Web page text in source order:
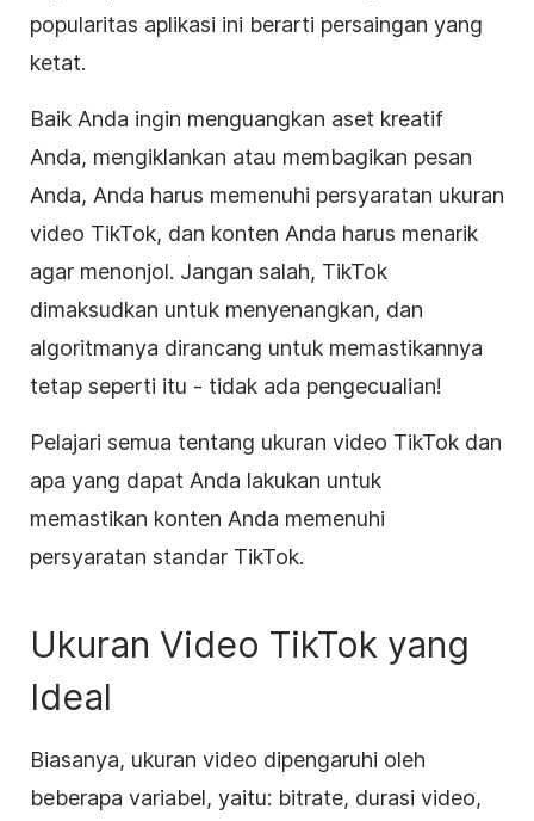
popularitas aplikasi ini berarti persaingan yang
ketat.
Baik Anda ingin menguangkan aset kreatif
Anda, mengiklankan atau membagikan pesan
Anda, Anda harus memenuhi persyaratan ukuran
video TikTok, dan konten Anda harus menarik
agar menonjol. Jangan salah, TikTok
dimaksudkan untuk menyenangkan, dan
algoritmanya dirancang untuk memastikannya
tetap seperti itu - tidak ada pengecualian!
Pelajari semua tentang ukuran video TikTok dan
apa yang dapat Anda lakukan untuk
memastikan konten Anda memenuhi
persyaratan standar TikTok.
Ukuran Video TikTok yang
Ideal
Biasanya, ukuran video dipengaruhi oleh
beberapa variabel, yaitu: bitrate, durasi video,